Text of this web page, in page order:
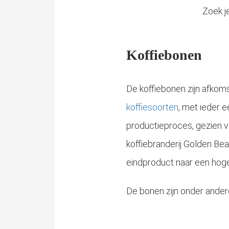
Zoek
Koffiebonen
De koffiebonen zijn
koffiesoorten, met ieder
productieproces, gezien
koffiebranderij Golden
eindproduct naar een
De bonen zijn onder